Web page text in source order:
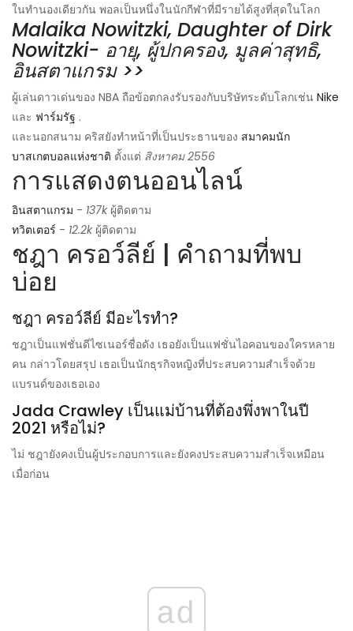
ในทำนองเดียวกัน พอลเป็นหนึ่งในนักกีฬาที่มีรายได้สูงที่สุดในโลก
Malaika Nowitzki, Daughter of Dirk
Nowitzki- อายุ, ผู้ปกครอง, มูลค่าสุทธิ,
อินสตาแกรม >>
ผู้เล่นดาวเด่นของ NBA ถือข้อตกลงรับรองกับบริษัทระดับโลกเช่น Nike
และ ฟาร์มรัฐ .
และนอกสนาม คริสยังทำหน้าที่เป็นประธานของ สมาคมนัก
บาสเกตบอลแห่งชาติ ตั้งแต่ สิงหาคม 2556
การแสดงตนออนไลน์
อินสตาแกรม - 137kผู้ติดตาม
ทวิตเตอร์ - 12.2kผู้ติดตาม
ชฎา ครอว์ลีย์ | คำถามที่พบ
บ่อย
ชฎา ครอว์ลีย์ มีอะไรทำ?
ชฎาเป็นแฟชั่นดีไซเนอร์ชื่อดัง เธอยังเป็นแฟชั่นไอคอนของใครหลาย
คน กล่าวโดยสรุป เธอเป็นนักธุรกิจหญิงที่ประสบความสำเร็จด้วย
แบรนด์ของเธอเอง
Jada Crawley เป็นแม่บ้านที่ต้องพึ่งพาในปี
2021 หรือไม่?
ไม่ ชฎายังคงเป็นผู้ประกอบการและยังคงประสบความสำเร็จเหมือน
เมื่อก่อน
ad